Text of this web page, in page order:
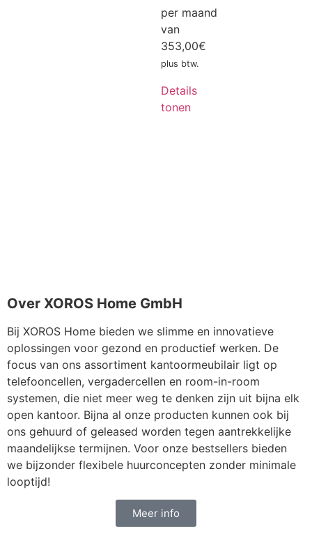
per maand
van
353,00€
plus btw.
Details
tonen
Over XOROS Home GmbH
Bij XOROS Home bieden we slimme en innovatieve
oplossingen voor gezond en productief werken. De
focus van ons assortiment kantoormeubilair ligt op
telefooncellen, vergadercellen en room-in-room
systemen, die niet meer weg te denken zijn uit bijna elk
open kantoor. Bijna al onze producten kunnen ook bij
ons gehuurd of geleased worden tegen aantrekkelijke
maandelijkse termijnen. Voor onze bestsellers bieden
we bijzonder flexibele huurconcepten zonder minimale
looptijd!
Meer info